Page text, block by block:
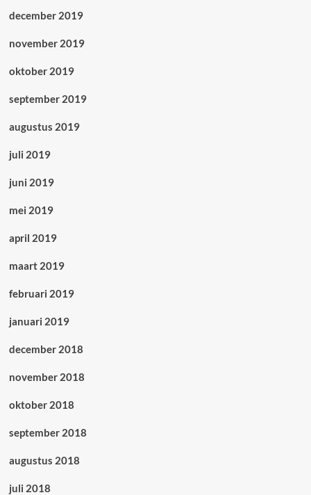
december 2019
november 2019
oktober 2019
september 2019
augustus 2019
juli 2019
juni 2019
mei 2019
april 2019
maart 2019
februari 2019
januari 2019
december 2018
november 2018
oktober 2018
september 2018
augustus 2018
juli 2018